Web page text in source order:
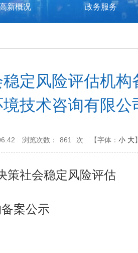
新概况 政务服务
定风险评估机构
技术咨询有限公
浏览次数： 861 次 【字体： 小 大】
策社会稳定风险评估
备案公示